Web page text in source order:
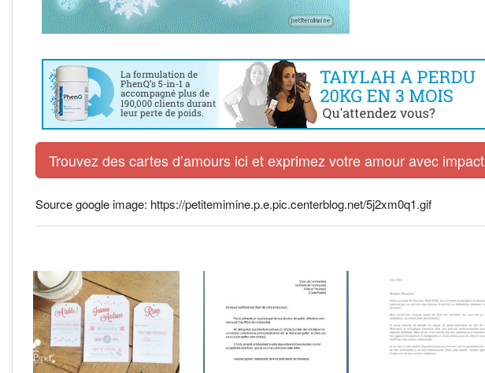
Trouvez des cartes d’amours ici et exprimez votre amour avec impact
Source google image: https://petitemimine.p.e.pic.centerblog.net/5j2xm0q1.gif